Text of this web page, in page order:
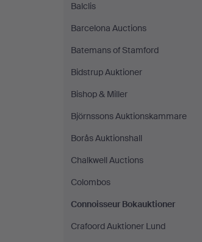
Balclis
Barcelona Auctions
Batemans of Stamford
Bidstrup Auktioner
Bishop & Miller
Björnssons Auktionskammare
Borås Auktionshall
Chalkwell Auctions
Colombos
Connoisseur Bokauktioner
Crafoord Auktioner Lund